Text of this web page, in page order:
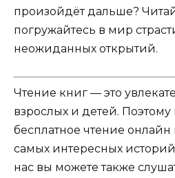
произойдёт дальше?
погружайтесь в мир
неожиданных открытий.
Чтение книг — это
взрослых и детей.
бесплатное чтение
самых интересных
нас вы можете также